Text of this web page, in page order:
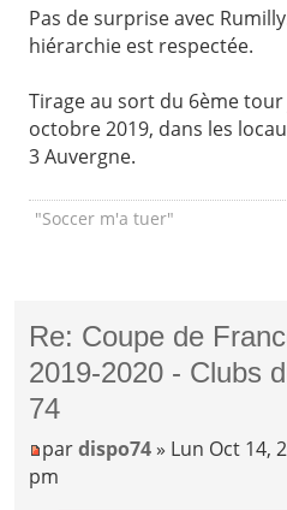
Pas de surprise avec
hiérarchie est respectée.
Tirage au sort du 6ème
octobre 2019, dans les
3 Auvergne.
"Soccer m'a tuer"
Re: Coupe de
2019-2020 - Clubs
74
pardispo74 » Lun Oct 14,
pm